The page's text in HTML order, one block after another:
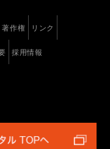
著作権 リンク
採用情報